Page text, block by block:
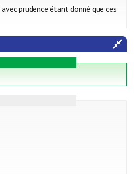
prudence étant donné que ces